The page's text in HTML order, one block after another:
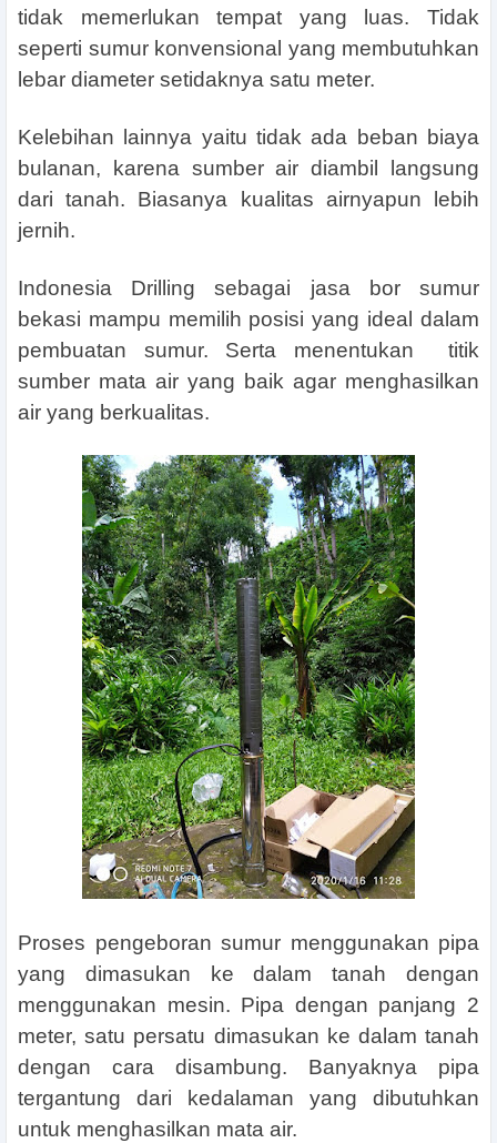
tidak memerlukan tempat yang luas. Tidak
seperti sumur konvensional yang membutuhkan
lebar diameter setidaknya satu meter.
Kelebihan lainnya yaitu tidak ada beban biaya
bulanan, karena sumber air diambil langsung
dari tanah. Biasanya kualitas airnyapun lebih
jernih.
Indonesia Drilling sebagai jasa bor sumur
bekasi mampu memilih posisi yang ideal dalam
pembuatan sumur. Serta menentukan titik
sumber mata air yang baik agar menghasilkan
air yang berkualitas.
Proses pengeboran sumur menggunakan pipa
yang dimasukan ke dalam tanah dengan
menggunakan mesin. Pipa dengan panjang 2
meter, satu persatu dimasukan ke dalam tanah
dengan cara disambung. Banyaknya pipa
tergantung dari kedalaman yang dibutuhkan
untuk menghasilkan mata air.